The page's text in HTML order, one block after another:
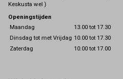
Keskusta wel )
Openingstijden
Maandag
13.00 tot 17.30
Dinsdag tot met Vrijdag 10.00 tot 17.30
Zaterdag
10.00 tot 17.00